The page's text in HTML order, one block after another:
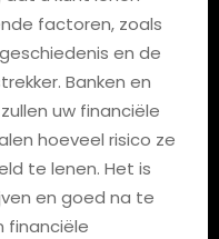
factoren, zoals
en de
Banken en
uw financiële
hoeveel risico ze
te lenen. Het is
en goed na te
financiële